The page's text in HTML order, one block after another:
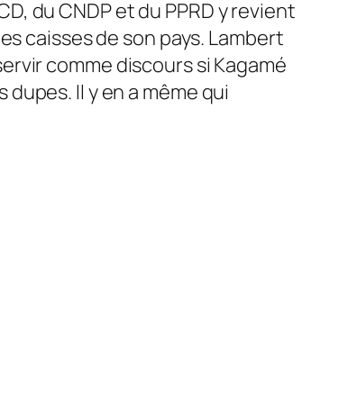
du CNDP et du PPRD y revient
caisses de son pays. Lambert
comme discours si Kagamé
Il y en a même qui